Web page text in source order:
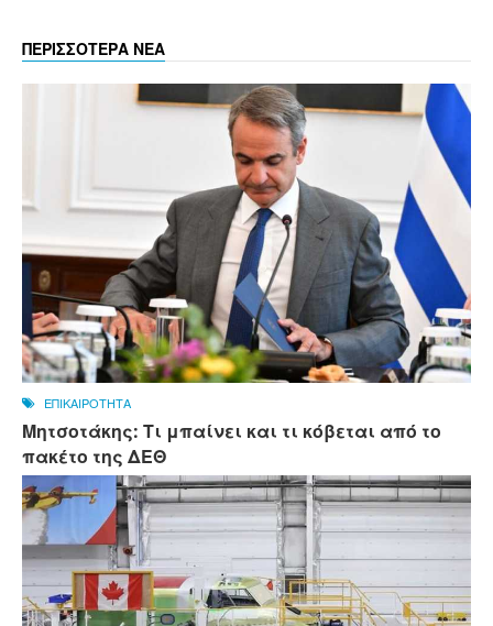
ΠΕΡΙΣΣΟΤΕΡΑ ΝΕΑ
ΕΠΙΚΑΙΡΟΤΗΤΑ
Μητσοτάκης: Τι μπαίνει και τι κόβεται από το
πακέτο της ΔΕΘ